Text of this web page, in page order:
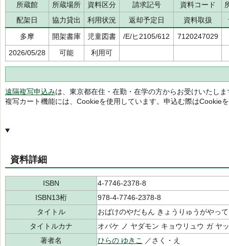
所蔵館 所蔵場所 資料区分 請求記号 資料コード
配架日
協力貸出 利用状況 返却予定日 資料取扱
多摩
開架書庫 児童図書 /E/ヒ2105/612
7120247029
2026/05/28
可能 利用可
遠隔複写申込みは、東京都在住・在勤・在学の方からお受けいたしま
複写カート機能には、Cookieを使用しています。申込む際はCookie
資料詳細
ISBN
4-7746-2378-8
ISBN13桁
978-4-7746-2378-8
タイトル
おばけのやだもん きょうりゅうがやっ
タイトルカナ
オバケ ノ ヤダモン キョウリュウ ガ ヤ
著者名
ひらの ゆきこ
／さく・え